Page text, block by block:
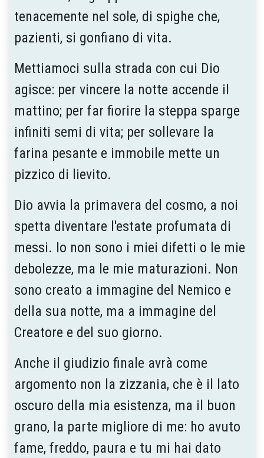
tenacemente nel sole, di spighe che,
pazienti, si gonfiano di vita.
Mettiamoci sulla strada con cui Dio
agisce: per vincere la notte accende il
mattino; per far fiorire la steppa sparge
infiniti semi di vita; per sollevare la
farina pesante e immobile mette un
pizzico di lievito.
Dio avvia la primavera del cosmo, a noi
spetta diventare l'estate profumata di
messi. Io non sono i miei difetti o le mie
debolezze, ma le mie maturazioni. Non
sono creato a immagine del Nemico e
della sua notte, ma a immagine del
Creatore e del suo giorno.
Anche il giudizio finale avrà come
argomento non la zizzania, che è il lato
oscuro della mia esistenza, ma il buon
grano, la parte migliore di me: ho avuto
fame, freddo, paura e tu mi hai dato